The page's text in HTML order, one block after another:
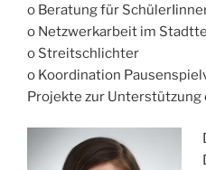
o Beratung für
o Netzwerkarbeit im
o Streitschlichter
o Koordination
Projekte zur Unterstützung